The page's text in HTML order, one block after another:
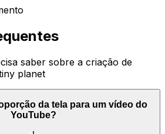
saber sobre a criação de
planet
da tela para um vídeo do
YouTube?